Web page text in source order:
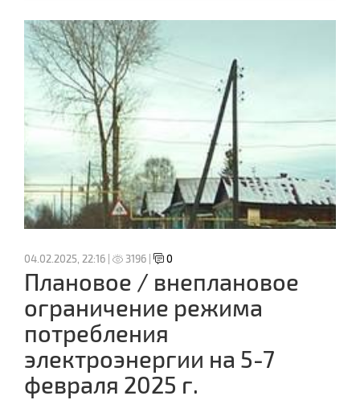
04.02.2025, 22:16 | 3196 | 0
Плановое / внеплановое
ограничение режима
потребления
электроэнергии на 5-7
февраля 2025 г.